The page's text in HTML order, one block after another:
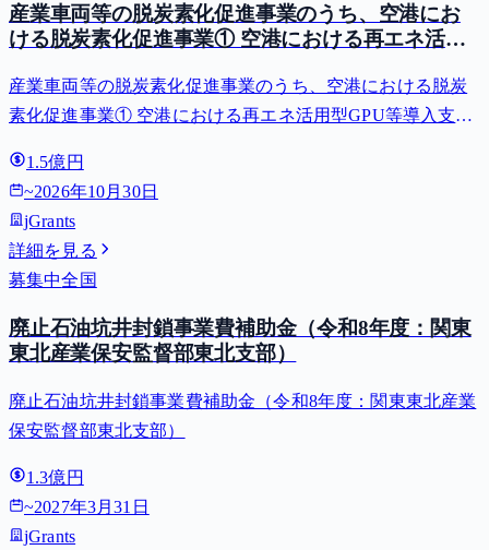
産業車両等の脱炭素化促進事業のうち、空港にお
ける脱炭素化促進事業① 空港における再エネ活用
費等補助金）
産業車両等の脱炭素化促進事業のうち、空港における脱炭
素化促進事業① 空港における再エネ活用型GPU等導入支援
1.5億円
~2026年10月30日
jGrants
詳細を見る
募集中全国
廃止石油坑井封鎖事業費補助金（令和8年度：関東
東北産業保安監督部東北支部）
廃止石油坑井封鎖事業費補助金（令和8年度：関東東北産業
保安監督部東北支部）
1.3億円
~2027年3月31日
jGrants